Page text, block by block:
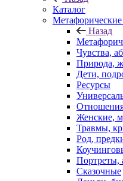
Каталог
Назад
Чувства,
Природа,
Дети,
Ресурсы
Женские,
Травмы,
Род,
Портреты,
Сказочные